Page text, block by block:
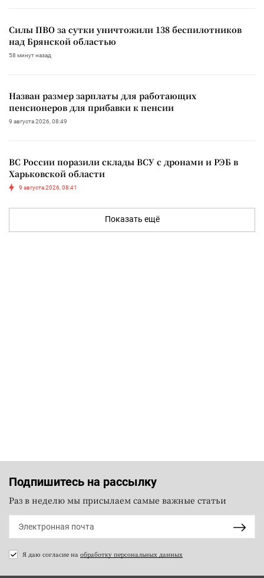
Силы ПВО за сутки уничтожили 138 беспилотников
над Брянской областью
58 минут назад
Назван размер зарплаты для работающих
пенсионеров для прибавки к пенсии
9 августа 2026, 08:49
ВС России поразили склады ВСУ с дронами и РЭБ в
Харьковской области
9 августа 2026, 08:41
Показать ещё
Подпишитесь на рассылку
Раз в неделю мы присылаем самые важные статьи
Я даю согласие на обработку персональных данных